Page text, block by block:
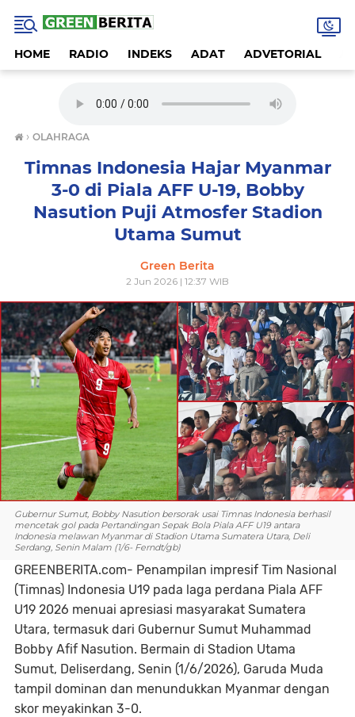
HOME RADIO INDEKS ADAT ADVETORIAL
› OLAHRAGA
Timnas Indonesia Hajar Myanmar
3-0 di Piala AFF U-19, Bobby
Nasution Puji Atmosfer Stadion
Utama Sumut
Green Berita
2 Jun 2026 | 12:37 WIB
Gubernur Sumut, Bobby Nasution bersorak usai Timnas Indonesia berhasil
mencetak gol pada Pertandingan Sepak Bola Piala AFF U19 antara
Indonesia melawan Myanmar di Stadion Utama Sumatera Utara, Deli
Serdang, Senin Malam (1/6- Ferndt/gb)
GREENBERITA.com- Penampilan impresif Tim Nasional
(Timnas) Indonesia U19 pada laga perdana Piala AFF
U19 2026 menuai apresiasi masyarakat Sumatera
Utara, termasuk dari Gubernur Sumut Muhammad
Bobby Afif Nasution. Bermain di Stadion Utama
Sumut, Deliserdang, Senin (1/6/2026), Garuda Muda
tampil dominan dan menundukkan Myanmar dengan
skor meyakinkan 3-0.